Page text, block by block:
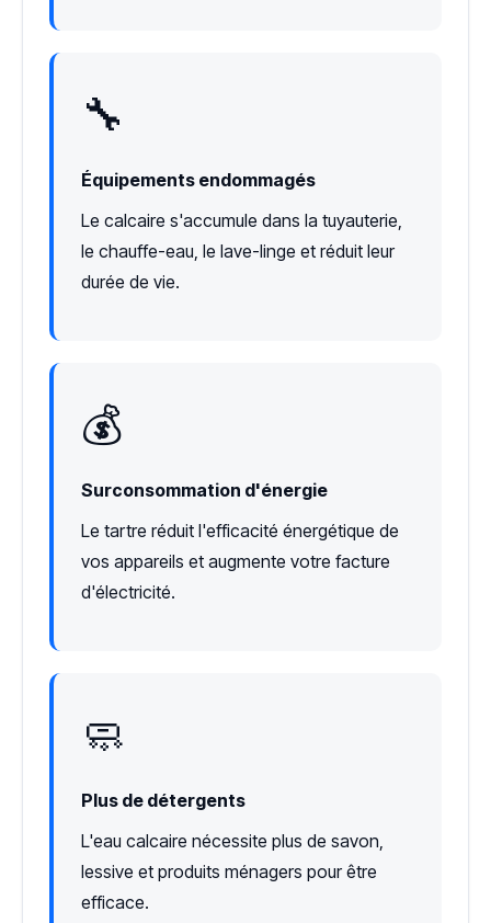
🔧
Équipements endommagés
Le calcaire s'accumule dans la tuyauterie,
le chauffe-eau, le lave-linge et réduit leur
durée de vie.
💰
Surconsommation d'énergie
Le tartre réduit l'efficacité énergétique de
vos appareils et augmente votre facture
d'électricité.
🧼
Plus de détergents
L'eau calcaire nécessite plus de savon,
lessive et produits ménagers pour être
efficace.